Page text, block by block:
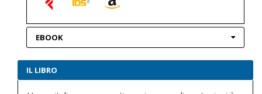
EBOOK
IL LIBRO